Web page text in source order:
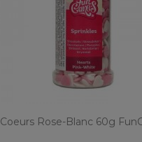
Coeurs Rose-Blanc 60g